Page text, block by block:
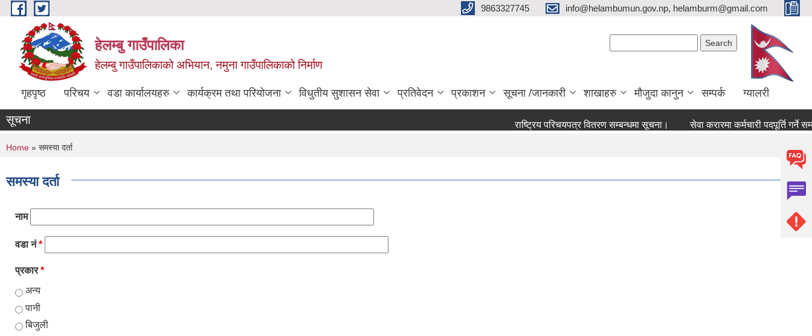
Skip to main content 9863327745 info@helambumun.gov.np, helamburm@gmail.com
हेलम्बु गाउँपालिका
हेलम्बु गाउँपालिकाको अभियान, नमुना गाउँपालिकाको निर्माण
गृहपृष्ठ परिचय वडा कार्यालयहरु कार्यक्रम तथा परियोजना विधुतीय सुशासन सेवा प्रतिवेदन प्रकाशन सूचना /जानकारी शाखाहरु मौजुदा कानुन सम्पर्क ग्यालरी
सूचना राष्ट्रिय परिचयपत्र वितरण सम्बन्धमा सूचना। सेवा करारमा कर्मचारी पदपूर्ति गर्ने
You are here
Home » समस्या दर्ता
समस्या दर्ता
नाम
वडा नं*
प्रकार*
अन्य
पानी
बिजुली